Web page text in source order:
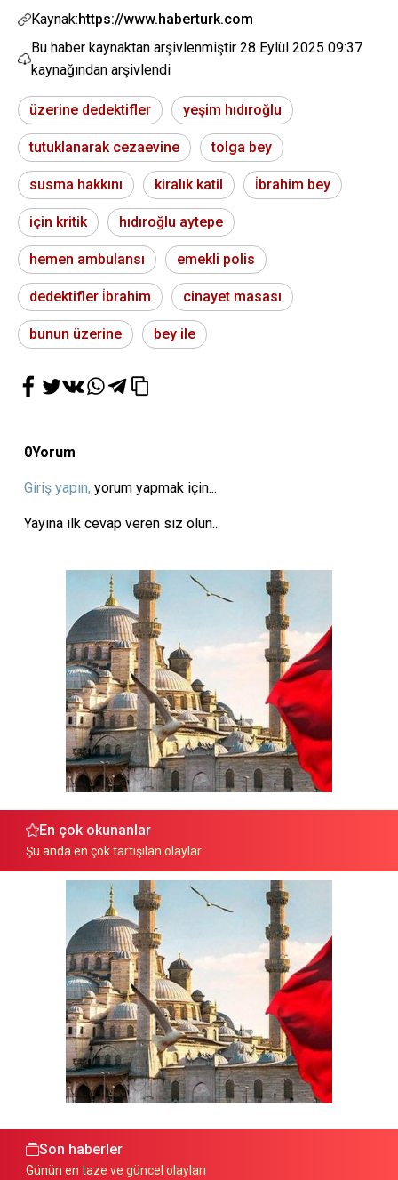
Kaynak:https://www.haberturk.com
Bu haber kaynaktan arşivlenmiştir 28 Eylül 2025 09:37
kaynağından arşivlendi
üzerine dedektifler yeşim hıdıroğlu
tutuklanarak cezaevine tolga bey
susma hakkını kiralık katil i̇brahim bey
için kritik hıdıroğlu aytepe
hemen ambulansı emekli polis
dedektifler i̇brahim cinayet masası
bunun üzerine bey ile
0Yorum
Giriş yapın, yorum yapmak için...
Yayına ilk cevap veren siz olun...
En çok okunanlar
Şu anda en çok tartışılan olaylar
Son haberler
Günün en taze ve güncel olayları